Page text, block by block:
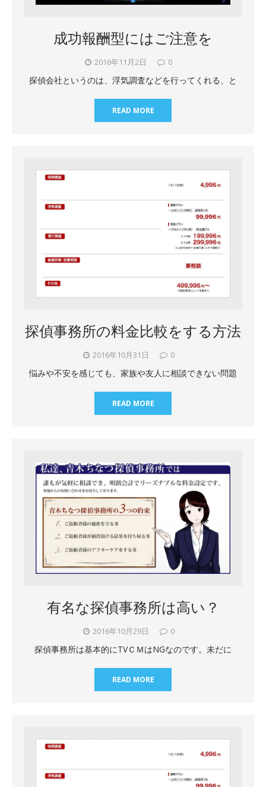
成功報酬型にはご注意を
2016年11月2日 0
探偵会社というのは、浮気調査などを行ってくれる、と
READ MORE
探偵事務所の料金比較をする方法
2016年10月31日 0
悩みや不安を感じても、家族や友人に相談できない問題
READ MORE
有名な探偵事務所は高い？
2016年10月29日 0
探偵事務所は基本的にTVＣＭはNGなのです。未だに
READ MORE